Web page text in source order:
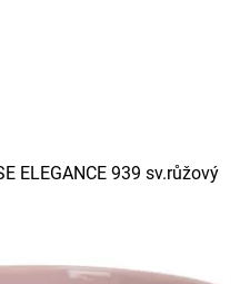
ELEGANCE 939 sv.růžový